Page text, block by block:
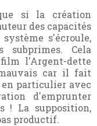
si la création
des capacités
s'écroule,
Cela
l'Argent-dette
car il fait
particulier avec
d'emprunter
! La supposition,
productif.